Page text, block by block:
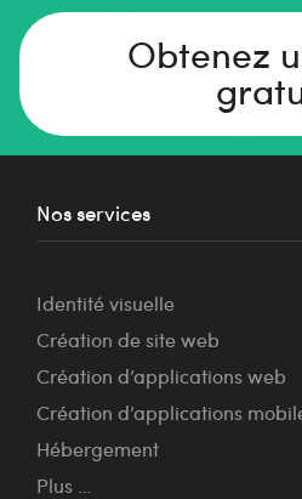
Obtenez
Nos services
Identité visuelle
Création de site web
Création d’applications web
Création d’applications
Hébergement
Plus …